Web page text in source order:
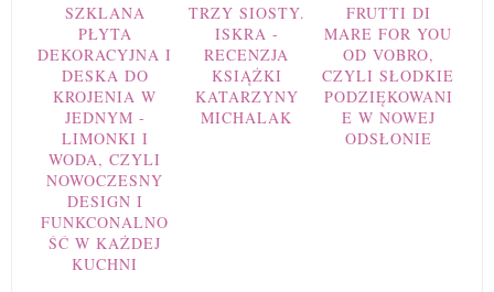
SZKLANA
PŁYTA
DEKORACYJNA I
DESKA DO
KROJENIA W
JEDNYM -
LIMONKI I
WODA, CZYLI
NOWOCZESNY
DESIGN I
FUNKCONALNO
ŚĆ W KAŻDEJ
KUCHNI
TRZY SIOSTY.
ISKRA -
RECENZJA
KSIĄŻKI
KATARZYNY
MICHALAK
FRUTTI DI
MARE FOR YOU
OD VOBRO,
CZYLI SŁODKIE
PODZIĘKOWANI
E W NOWEJ
ODSŁONIE